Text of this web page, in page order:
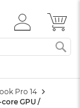
ZALOGUJ
SIĘ
Pro 14
GPU /